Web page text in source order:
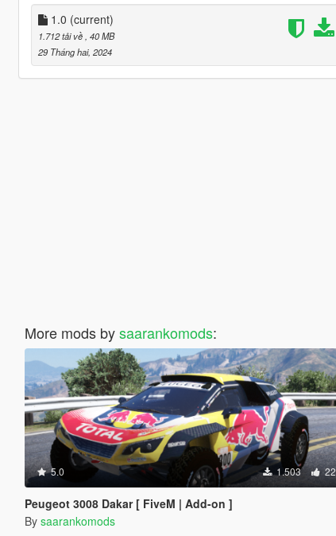
1.0 (current)
1.712 tải về, 40 MB
29 Tháng hai, 2024
More mods bysaarankomods:
5.0 1.503 22
Peugeot 3008 Dakar [ FiveM | Add-on ]
By saarankomods